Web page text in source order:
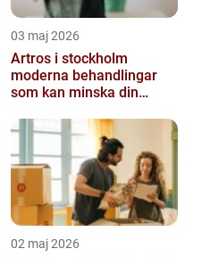
03 maj 2026
Artros i stockholm
moderna behandlingar
som kan minska din
02 maj 2026